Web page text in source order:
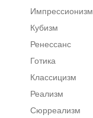
Импрессионизм
Кубизм
Ренессанс
Готика
Классицизм
Реализм
Сюрреализм